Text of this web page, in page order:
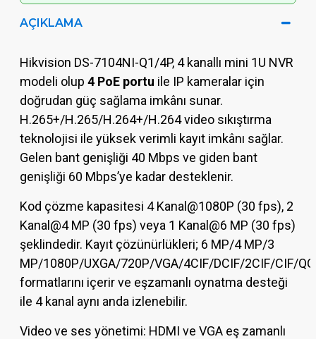
AÇIKLAMA
Hikvision DS-7104NI-Q1/4P, 4 kanallı mini 1U NVR
modeli olup 4 PoE portu ile IP kameralar için
doğrudan güç sağlama imkânı sunar.
H.265+/H.265/H.264+/H.264 video sıkıştırma
teknolojisi ile yüksek verimli kayıt imkânı sağlar.
Gelen bant genişliği 40 Mbps ve giden bant
genişliği 60 Mbps’ye kadar desteklenir.
Kod çözme kapasitesi 4 Kanal@1080P (30 fps), 2
Kanal@4 MP (30 fps) veya 1 Kanal@6 MP (30 fps)
şeklindedir. Kayıt çözünürlükleri; 6 MP/4 MP/3
MP/1080P/UXGA/720P/VGA/4CIF/DCIF/2CIF/CIF/
formatlarını içerir ve eşzamanlı oynatma desteği
ile 4 kanal aynı anda izlenebilir.
Video ve ses yönetimi: HDMI ve VGA eş zamanlı